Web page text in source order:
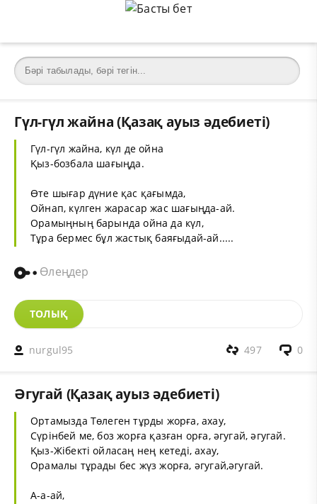
Гүл-гүл жайна (Қазақ ауыз әдебиеті)
Гүл-гүл жайна, күл де ойна
Қыз-бозбала шағыңда.
Өте шығар дүние қас қағымда,
Ойнап, күлген жарасар жас шағыңда-ай.
Орамыңның барында ойна да күл,
Тұра бермес бұл жастық баяғыдай-ай.....
Өлеңдер
ТОЛЫҚ
nurgul95 0
497
Әгугай (Қазақ ауыз әдебиеті)
Ортамызда Төлеген тұрды жорға, ахау,
Сүрінбей ме, боз жорға қазған орға, әгугай, әгугай.
Қыз-Жібекті ойласаң нең кетеді, ахау,
Орамалы тұрады бес жүз жорға, әгугай,әгугай.
А-а-ай,